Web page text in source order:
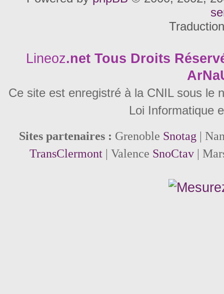
Lineoz.net Tous Droits
Ce site est enregistré à la CNIL sous le
Loi Informatique
Sites partenaires : Grenoble Snotag |
TransClermont| Valence SnoCtav|